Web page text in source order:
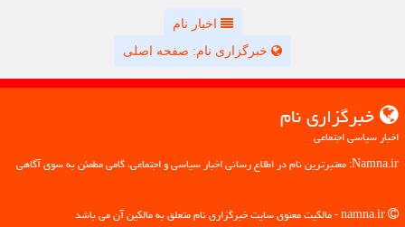
اخبار نام
خبرگزاری نام: صفحه اصلی
خبرگزاری نام
اخبار سیاسی اجتماعی
Namna.ir: معتبرترین نام در اطلاع رسانی اخبار سیاسی و اجتماعی، گامی مطمئن به سوی آگاهی